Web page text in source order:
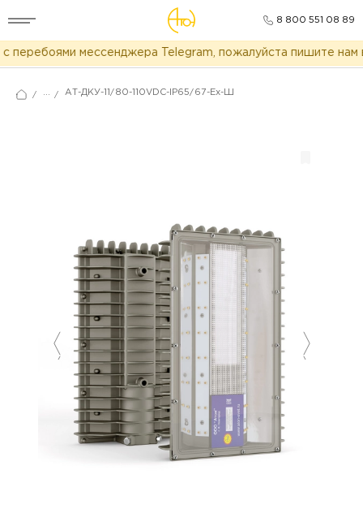
8 800 551 08 89
мессенджера Telegram, пожалуйста пишите нам в
/ ... / АТ-ДКУ-11/80-110VDC-IP65/67-Ex-Ш